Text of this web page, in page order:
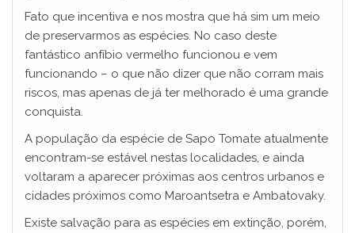
Fato que incentiva e nos mostra que há sim um meio
de preservarmos as espécies. No caso deste
fantástico anfíbio vermelho funcionou e vem
funcionando – o que não dizer que não corram mais
riscos, mas apenas de já ter melhorado é uma grande
conquista.
A população da espécie de Sapo Tomate atualmente
encontram-se estável nestas localidades, e ainda
voltaram a aparecer próximas aos centros urbanos e
cidades próximos como Maroantsetra e Ambatovaky.
Existe salvação para as espécies em extinção, porém,